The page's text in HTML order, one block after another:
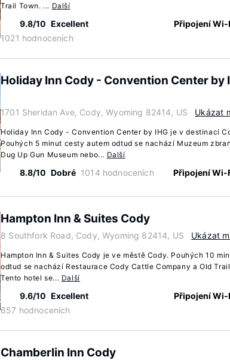
Trail Town. ... Další
9.8/10 Excellent
1021 hodnoceních
Připojení Wi-
Holiday Inn Cody - Convention Center by
1701 Sheridan Ave, Cody, Wyoming 82414, US Ukázat
Holiday Inn Cody - Convention Center by IHG je v destinaci
Pouhých 5 minut cesty autem odtud se nachází Muzeum
Dug Up Gun Museum nebo... Další
8.8/10 Dobré 1014 hodnoceních Připojení Wi-
Hampton Inn & Suites Cody
8 Southfork Road, Cody, Wyoming 82414, US Ukázat
Hampton Inn & Suites Cody je ve městě Cody. Pouhých 10
odtud se nachází Restaurace Cody Cattle Company a Old
Tento hotel se... Další
9.6/10 Excellent
657 hodnoceních
Připojení Wi-
Chamberlin Inn Cody